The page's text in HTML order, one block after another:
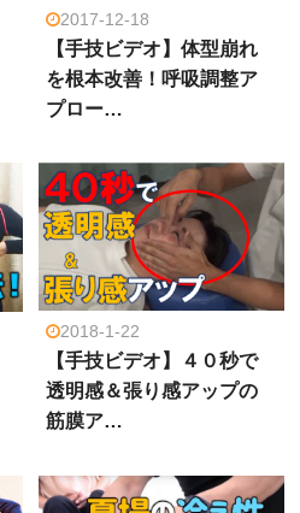
2017-12-18
【手技ビデオ】体型崩れ
を根本改善！呼吸調整ア
プロー…
2018-1-22
【手技ビデオ】４０秒で
透明感＆張り感アップの
筋膜ア…